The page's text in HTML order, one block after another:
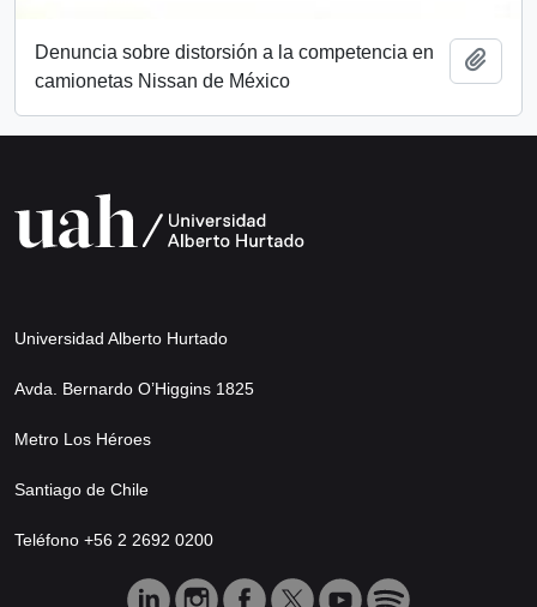
Denuncia sobre distorsión a la competencia en
camionetas Nissan de México
Universidad Alberto Hurtado
Avda. Bernardo O’Higgins 1825
Metro Los Héroes
Santiago de Chile
Teléfono +56 2 2692 0200